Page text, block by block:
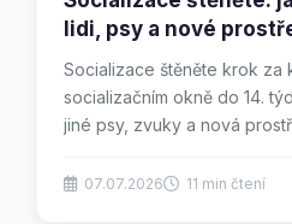
lidi, psy a nové
Socializace štěněte krok za
socializačním okně do 14.
jiné psy, zvuky a nová
07.07.2026 11 min čtení